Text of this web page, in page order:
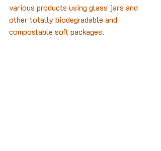
various products using glass jars and
other totally biodegradable and
compostable soft packages.